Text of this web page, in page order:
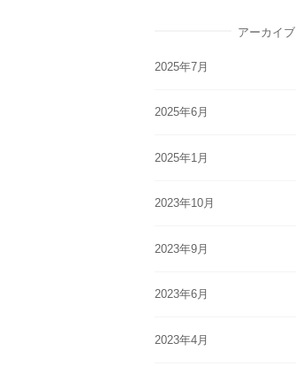
アーカイブ
2025年7月
2025年6月
2025年1月
2023年10月
2023年9月
2023年6月
2023年4月